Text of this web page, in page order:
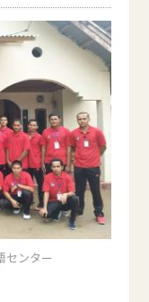
センター